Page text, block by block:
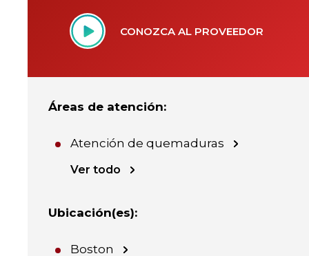
CONOZCA AL PROVEEDOR
Áreas de atención:
Atención de quemaduras
Ver todo
Ubicación(es):
Boston